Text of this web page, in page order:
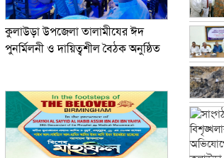
কুলাউড়া উপজেলা তালামীযের ঈদ
পুনর্মিলনী ও দায়িত্বশীল বৈঠক অনুষ্ঠিত